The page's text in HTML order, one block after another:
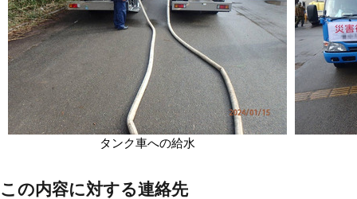
タンク車への給水
この内容に対する連絡先